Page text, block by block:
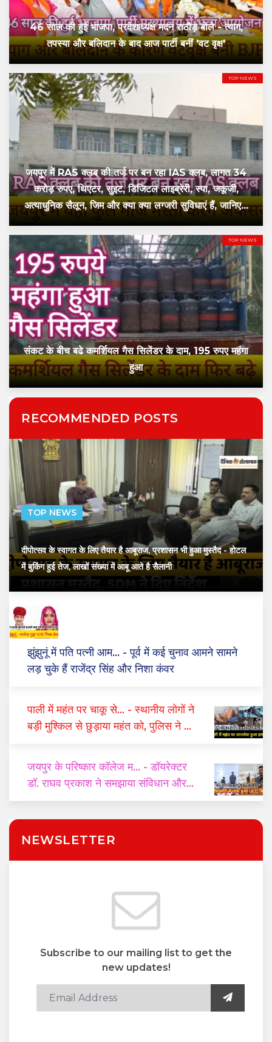
46 साल की हुई भाजपा, प्रदेशाध्यक्ष मदन राठौड़ बोले - त्याग,
तपस्या और बलिदान के बाद आज पार्टी बनीं 'वट वृक्ष'
TOP NEWS
जयपुर में RAS क्लब की तर्ज पर बन रहा IAS क्लब, लागत 34
करोड़ रुपए, थिएटर, सुइट, डिजिटल लाइब्रेरी, स्पा, जकूजी,
अत्याधुनिक सैलून, जिम और क्या क्या लग्जरी सुविधाएं हैं, जानिए...
TOP NEWS
संकट के बीच बढे कमर्शियल गैस सिलेंडर के दाम, 195 रुपए महंगा
हुआ
RECOMMENDED POSTS
TOP NEWS
दीपोत्सव के स्वागत के लिए तैयार है आबूराज, प्रशासन भी हुआ मुस्तैद- होटल
में बुकिंग हुई तेज, लाखों संख्या में आबू आते है सैलानी
झुंझुनूं में पति पत्नी आम... - पूर्व में कई चुनाव आमने सामने
लड़ चुके हैं राजेंद्र सिंह और निशा कंवर
पाली में महंत पर चाकू से... - स्थानीय लोगों ने
बड़ी मुश्किल से छुड़ाया महंत को, पुलिस ने दो
जयपुर के परिष्कार कॉलेज म... - डॉयरेक्टर
डॉ. राघव प्रकाश ने समझाया संविधान और
यूसीसी का महत्व
NEWSLETTER
Subscribe to our mailing list to get the
new updates!